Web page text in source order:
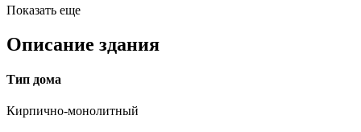
Показать еще
Описание здания
Тип дома
Кирпично-монолитный